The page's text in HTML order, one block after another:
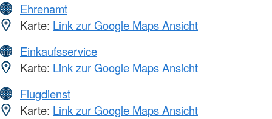
Ehrenamt
Karte: Link zur Google Maps Ansicht
Einkaufsservice
Karte: Link zur Google Maps Ansicht
Flugdienst
Karte: Link zur Google Maps Ansicht